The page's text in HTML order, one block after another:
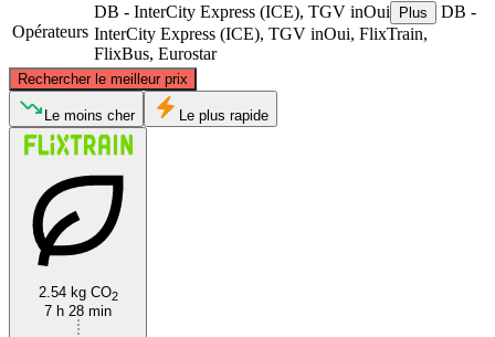
Opérateurs
DB - InterCity Express (ICE), TGV inOui Plus
DB -
InterCity Express (ICE), TGV inOui, FlixTrain,
FlixBus, Eurostar
Rechercher le meilleur prix
Le moins cher Le plus rapide
2.54 kg CO2
7 h 28 min